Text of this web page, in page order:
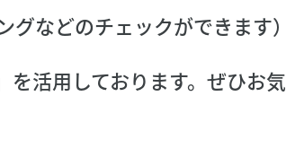
などのチェックができます）
活用しております。ぜひお気